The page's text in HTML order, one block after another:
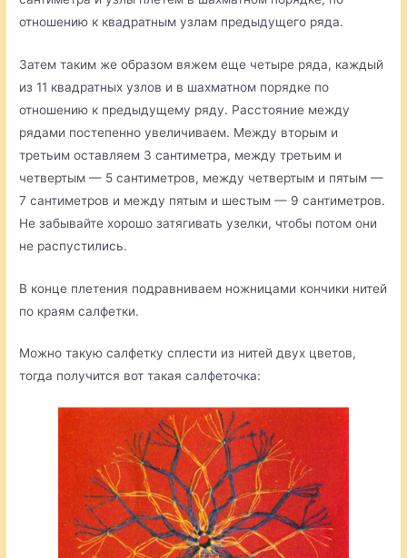
отношению к квадратным узлам предыдущего ряда.
Затем таким же образом вяжем еще четыре ряда, каждый
из 11 квадратных узлов и в шахматном порядке по
отношению к предыдущему ряду. Расстояние между
рядами постепенно увеличиваем. Между вторым и
третьим оставляем 3 сантиметра, между третьим и
четвертым — 5 сантиметров, между четвертым и пятым —
7 сантиметров и между пятым и шестым — 9 сантиметров.
Не забывайте хорошо затягивать узелки, чтобы потом они
не распустились.
В конце плетения подравниваем ножницами кончики нитей
по краям салфетки.
Можно такую салфетку сплести из нитей двух цветов,
тогда получится вот такая салфеточка: